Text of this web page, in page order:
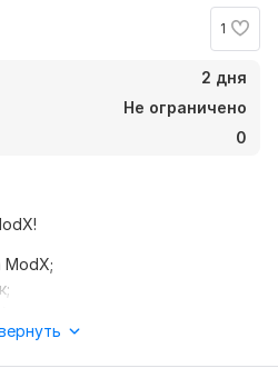
1
2 дня
Не ограничено
0
ModX;
0
сайта на другой домен и
также нужно было с